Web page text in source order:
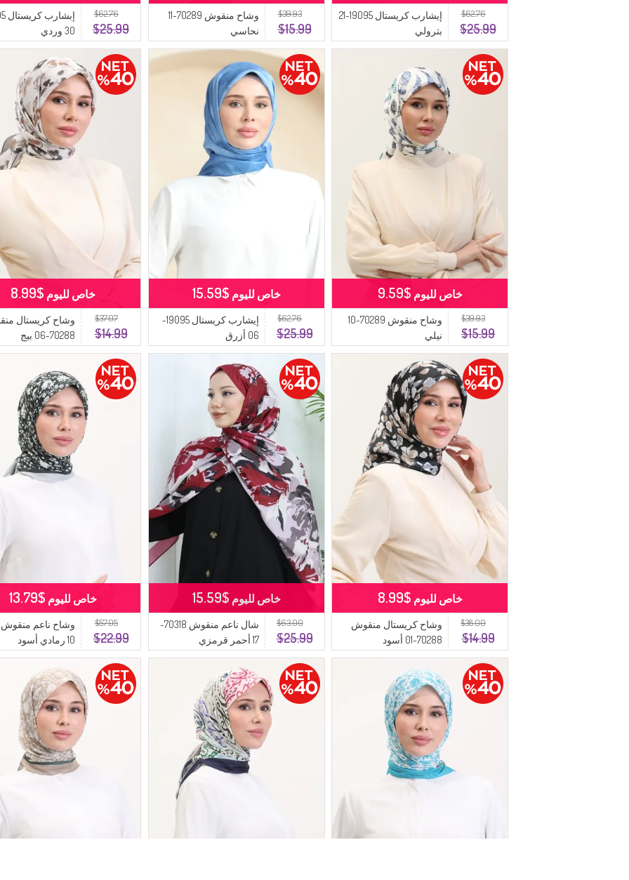
$62.76
$25.99
إيشارب كريستال 19095-21
بترولي
$39.93
$15.99
وشاح منقوش 70289-11
نحاسي
$62.76
$25.99
30 وردي
$39.93
$15.99
وشاح منقوش 70289-10
نيلي
خاص لليوم $9.59
$62.76
$25.99
إيشارب كريستال 19095-
06 أزرق
خاص لليوم $15.59
$37.07
$14.99
وشاح كريستال
70288-06 بيج
خاص لليوم $8.99
$38.00
$14.99
وشاح كريستال منقوش
70288-01 أسود
خاص لليوم $8.99
$63.00
$25.99
شال ناعم منقوش 70318-
17 أحمر قرمزي
خاص لليوم $15.59
$57.05
$22.99
10 رمادي أسود
خاص لليوم $13.79